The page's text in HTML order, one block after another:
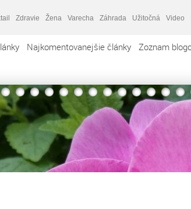
Zdravie Žena Varecha Záhrada Užitočná Video
Najkomentovanejšie články Zoznam